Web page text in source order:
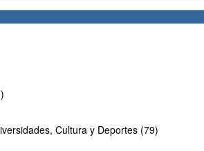
Cultura y Deportes (79)